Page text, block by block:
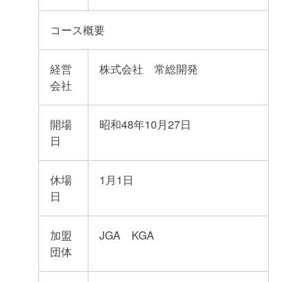
コース概要
経営
会社
株式会社 常総開発
開場
日
昭和48年10月27日
休場
日
1月1日
加盟
団体
JGA KGA